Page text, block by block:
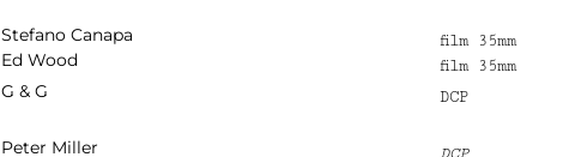
Stefano Canapa
Ed Wood
film 35mm
film 35mm
G & G DCP
Peter Miller